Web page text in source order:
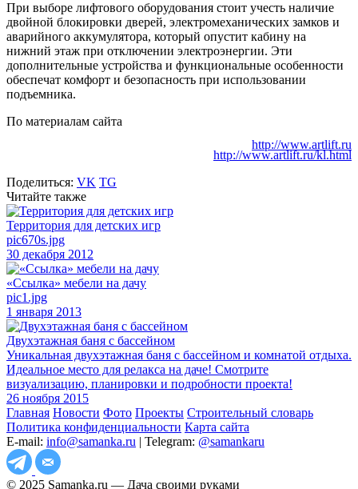
При выборе лифтового оборудования стоит учесть наличие
двойной блокировки дверей, электромеханических замков и
аварийного аккумулятора, который опустит кабину на
нижний этаж при отключении электроэнергии. Эти
дополнительные устройства и функциональные особенности
обеспечат комфорт и безопасность при использовании
подъемника.
По материалам сайта
http://www.artlift.ru
http://www.artlift.ru/kl.html
Поделиться: VK TG
Читайте также
Территория для детских игр
pic670s.jpg
30 декабря 2012
«Ссылка» мебели на дачу
pic1.jpg
1 января 2013
Двухэтажная баня с бассейном
Уникальная двухэтажная баня с бассейном и комнатой отдыха.
Идеальное место для релакса на даче! Смотрите
визуализацию, планировки и подробности проекта!
26 ноября 2015
Главная Новости Фото Проекты Строительный словарь
Политика конфиденциальности Карта сайта
E-mail: info@samanka.ru | Telegram: @samankaru
© 2025 Samanka.ru — Дача своими руками